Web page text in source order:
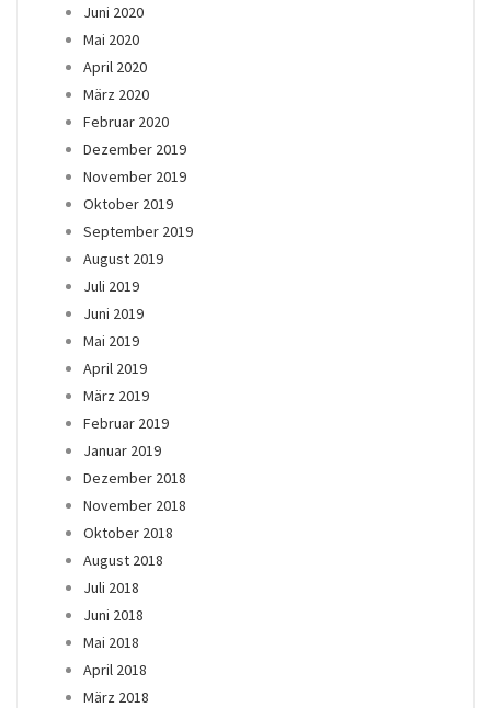
Juni 2020
Mai 2020
April 2020
März 2020
Februar 2020
Dezember 2019
November 2019
Oktober 2019
September 2019
August 2019
Juli 2019
Juni 2019
Mai 2019
April 2019
März 2019
Februar 2019
Januar 2019
Dezember 2018
November 2018
Oktober 2018
August 2018
Juli 2018
Juni 2018
Mai 2018
April 2018
März 2018